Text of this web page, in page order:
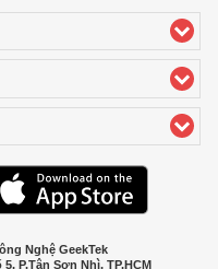
Nghệ GeekTek
P.Tân Sơn Nhì, TP.HCM